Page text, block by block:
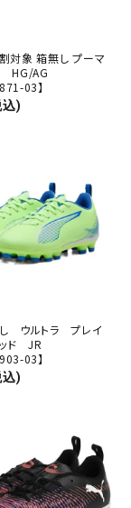
対象 箱無し プーマ
HG/AG
03】
)
ウルトラ プレイ
ド JR
03】
)
close